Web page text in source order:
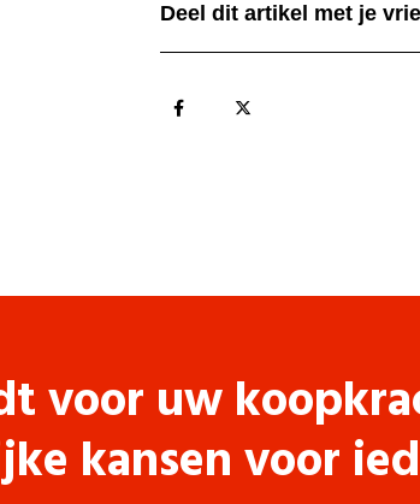
Deel dit artikel met je
voor uw
kansen voor